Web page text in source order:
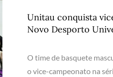
Unitau conquista
Novo Desporto
O time de basquete
o vice-campeonato na